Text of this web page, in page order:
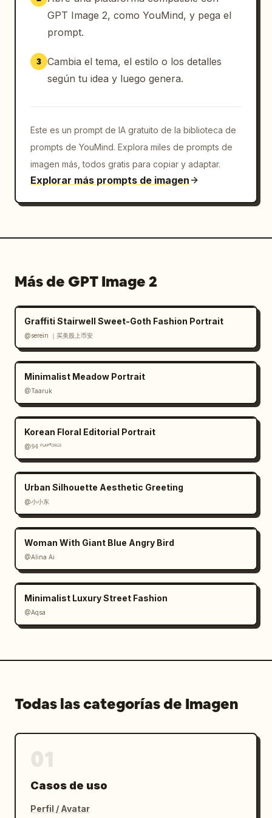
apagado y un acento amarillo verdoso
fluorescente repetido en pequeños detalles.
alrededor de la composición: un fondo oscuro
tipo aplicación, la cuadrícula de imágenes
inferior alineada a la izquierda y un botón
icono circular cerca de la parte inferior
derecha, reforzando que se trata de una
captura de pantalla de un moodboard generado
GPT Image 2, como YouMind, y pega el
prompt.
3 Cambia el tema, el estilo o los detalles
según tu idea y luego genera.
Este es un prompt de IA gratuito de la biblioteca de
prompts de YouMind. Explora miles de prompts de
imagen más, todos gratis para copiar y adaptar.
Explorar más prompts de imagen
Más de GPT Image 2
Graffiti Stairwell Sweet-Goth Fashion Portrait
@serein ｜买美股上币安
Minimalist Meadow Portrait
@Taaruk
Korean Floral Editorial Portrait
@𝟡𝟜 ᴾᴸᴬʸᶠᴼᴿᴳᴱ
Urban Silhouette Aesthetic Greeting
@小小东
Woman With Giant Blue Angry Bird
@Alina Ai
Minimalist Luxury Street Fashion
@Aqsa
Todas las categorías de Imagen
Casos de uso
Perfil / Avatar